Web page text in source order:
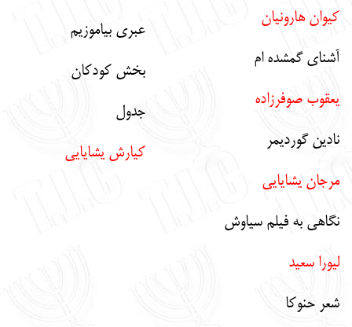
كيوان هارونيان
آشناي گمشده ام
يعقوب صوفرزاده
نادين گورديمر
مرجان يشايايي
نگاهي به فيلم سياوش
ليورا سعيد
شعر حنوكا
عبري بياموزيم
بخش كودكان
جدول
كيارش يشايايي